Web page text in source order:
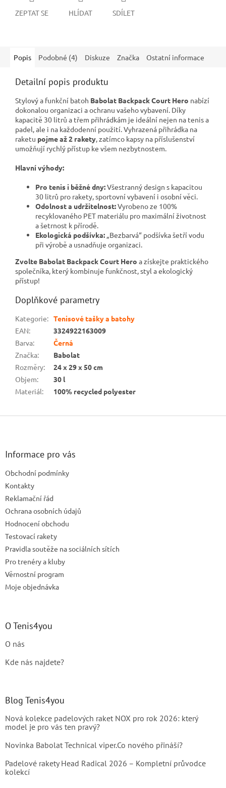
ZEPTAT SE HLÍDAT SDÍLET
Popis Podobné (4) Diskuze Značka Ostatní informace
Detailní popis produktu
Stylový a funkční batoh Babolat Backpack Court Hero nabízí
dokonalou organizaci a ochranu vašeho vybavení. Díky
kapacitě 30 litrů a třem přihrádkám je ideální nejen na tenis a
padel, ale i na každodenní použití. Vyhrazená přihrádka na
raketu pojme až 2 rakety, zatímco kapsy na příslušenství
umožňují rychlý přístup ke všem nezbytnostem.
Hlavní výhody:
Pro tenis i běžné dny:Všestranný design s kapacitou
30 litrů pro rakety, sportovní vybavení i osobní věci.
Odolnost a udržitelnost:Vyrobeno ze 100%
recyklovaného PET materiálu pro maximální životnost
a šetrnost k přírodě.
Ekologická podšívka: „Bezbarvá“ podšívka šetří vodu
při výrobě a usnadňuje organizaci.
Zvolte Babolat Backpack Court Hero a získejte praktického
společníka, který kombinuje funkčnost, styl a ekologický
přístup!
Doplňkové parametry
Kategorie: Tenisové tašky a batohy
EAN:
3324922163009
Barva:
Černá
Značka:
Babolat
Rozměry:
24 x 29 x 50 cm
Objem:
30 l
Materiál: 100% recycled polyester
Z
Informace pro vás
Obchodní podmínky
Kontakty
Reklamační řád
Ochrana osobních údajů
Hodnocení obchodu
Testovací rakety
Pravidla soutěže na sociálních sítích
Pro trenéry a kluby
Věrnostní program
Moje objednávka
O Tenis4you
O nás
Kde nás najdete?
Blog Tenis4you
Nová kolekce padelových raket NOX pro rok 2026: který
model je pro vás ten pravý?
Novinka Babolat Technical viper.Co nového přináší?
Padelové rakety Head Radical 2026 – Kompletní průvodce
kolekcí